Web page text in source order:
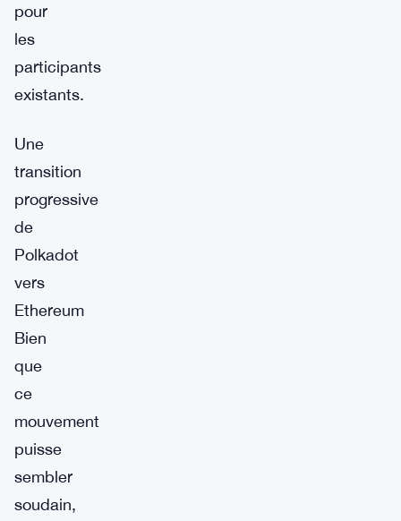
pour
les
participants
existants.
Une
transition
progressive
de
Polkadot
vers
Ethereum
Bien
que
ce
mouvement
puisse
sembler
soudain,